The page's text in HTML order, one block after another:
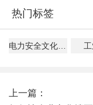
热门标签
上一篇：